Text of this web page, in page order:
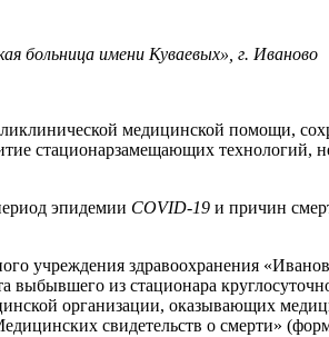
больница имени Куваевых», г. Иваново
медицинской помощи,
стационарзамещающих технологий,
эпидемии COVID-19 и причин
учреждения здравоохранения
выбывшего из стационара
организации, оказывающих
свидетельств о смерти»